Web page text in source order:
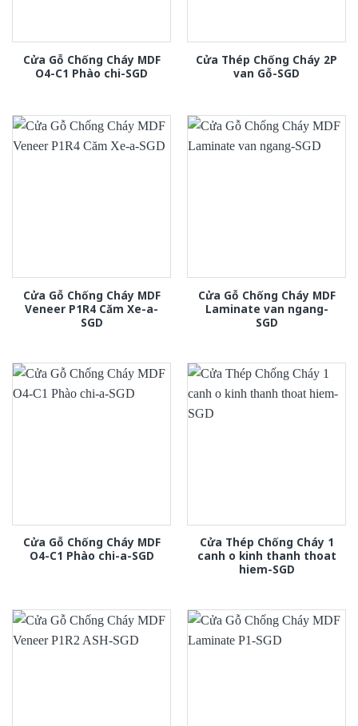
Cửa Gỗ Chống Cháy MDF
O4-C1 Phào chi-SGD
Cửa Thép Chống Cháy 2P
van Gỗ-SGD
Cửa Gỗ Chống Cháy MDF
Veneer P1R4 Căm Xe-a-
SGD
Cửa Gỗ Chống Cháy MDF
Laminate van ngang-
SGD
Cửa Gỗ Chống Cháy MDF
O4-C1 Phào chi-a-SGD
Cửa Thép Chống Cháy 1
canh o kinh thanh thoat
hiem-SGD